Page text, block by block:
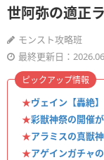
世阿弥の適正
モンスト攻略班
最終更新日：
★ヴェイン【轟絶
★彩獣神祭の開催が
★アラミスの真獣
★アゲインガチャ
ピックアップ情報